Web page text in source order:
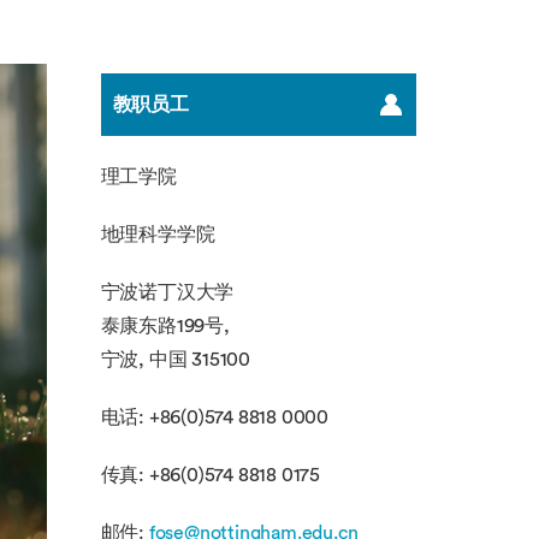
教职员工
理工学院
地理科学学院
宁波诺丁汉大学
泰康东路199号,
宁波, 中国 315100
电话: +86(0)574 8818 0000
传真: +86(0)574 8818 0175
邮件: fose@nottingham.edu.cn